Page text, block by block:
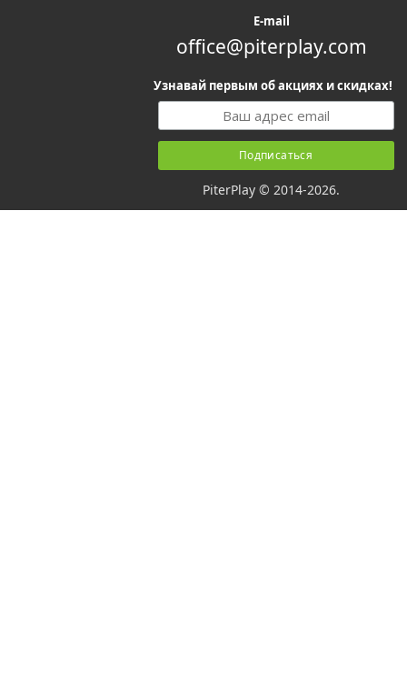
E-mail
office@piterplay.com
Узнавай первым об акциях и скидках!
PiterPlay © 2014-2026.